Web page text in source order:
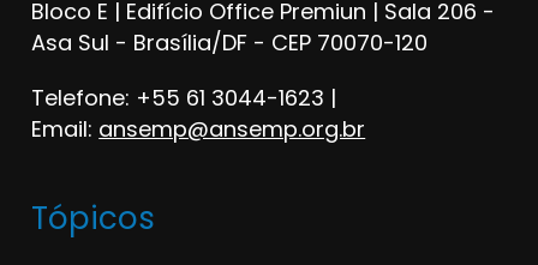
Bloco E | Edifício Office Premiun | Sala 206 -
Asa Sul - Brasília/DF - CEP 70070-120
Telefone: +55 61 3044-1623 |
Email: ansemp@ansemp.org.br
Tópicos